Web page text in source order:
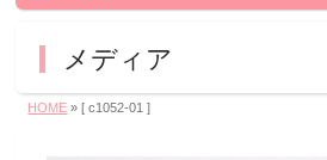
メディア
HOME » [ c1052-01 ]